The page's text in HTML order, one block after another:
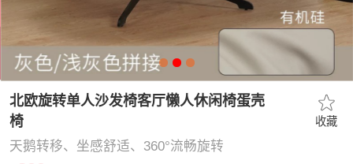
北欧旋转单人沙发椅客厅懒人休闲椅蛋壳
椅
收藏
天鹅转移、坐感舒适、360°流畅旋转